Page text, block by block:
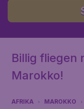
Billig fliegen
Marokko!
AFRIKA MAROKKO